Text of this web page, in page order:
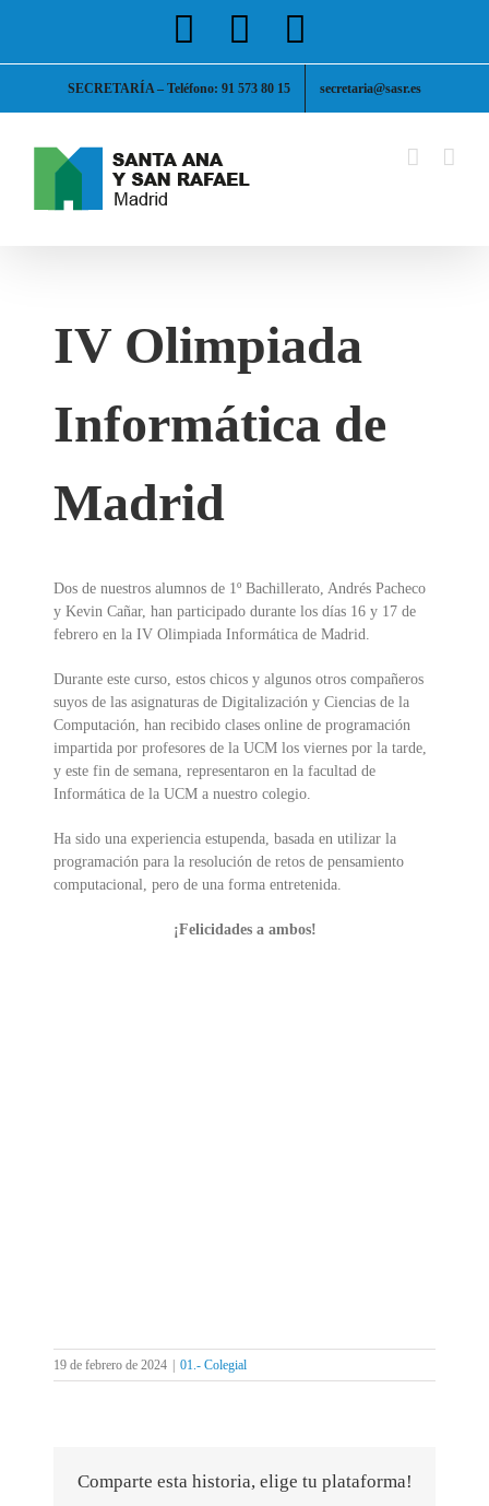
Facebook
SECRETARÍA – Teléfono: 91 573 80 15 secretaria@sasr.es
IV Olimpiada
Informática de
Madrid
Dos de nuestros alumnos de 1º Bachillerato, Andrés Pacheco
y Kevin Cañar, han participado durante los días 16 y 17 de
febrero en la IV Olimpiada Informática de Madrid.
Durante este curso, estos chicos y algunos otros compañeros
suyos de las asignaturas de Digitalización y Ciencias de la
Computación, han recibido clases online de programación
impartida por profesores de la UCM los viernes por la tarde,
y este fin de semana, representaron en la facultad de
Informática de la UCM a nuestro colegio.
Ha sido una experiencia estupenda, basada en utilizar la
programación para la resolución de retos de pensamiento
computacional, pero de una forma entretenida.
¡Felicidades a ambos!
19 de febrero de 2024 01.- Colegial
Comparte esta historia, elige tu plataforma!